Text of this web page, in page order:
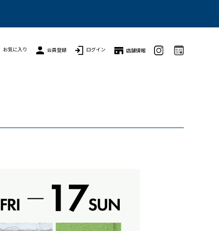
お気に入り 会員登録 ログイン 店舗情報